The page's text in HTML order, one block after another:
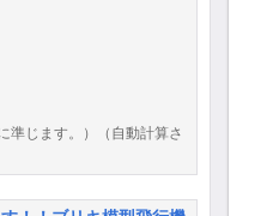
準じます。）（自動計算さ